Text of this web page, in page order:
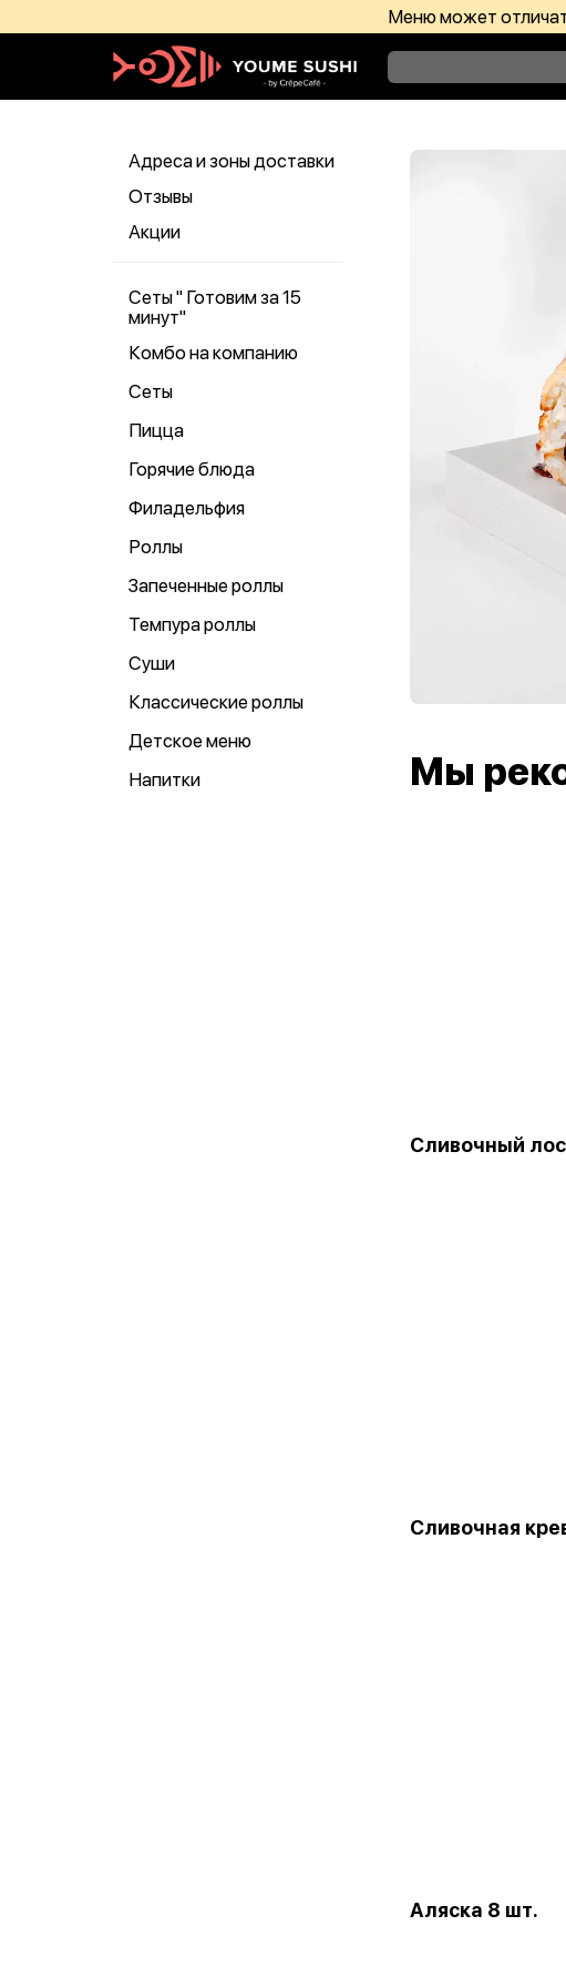
Меню может
Адреса и зоны доставки
Отзывы
Акции
Сеты " Готовим за 15
минут"
Комбо на компанию
Сеты
Пицца
Горячие блюда
Филадельфия
Роллы
Запеченные роллы
Темпура роллы
Суши
Классические роллы
Детское меню
Напитки
Мы
Сливочный
Сливочная
Аляска 8 шт.